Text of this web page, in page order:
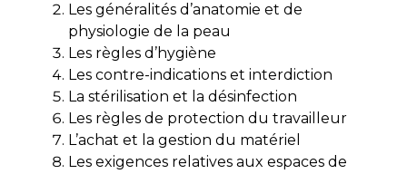
Les généralités d’anatomie et de
physiologie de la peau
Les règles d’hygiène
Les contre-indications et interdiction
La stérilisation et la désinfection
Les règles de protection du travailleur
L’achat et la gestion du matériel
Les exigences relatives aux espaces de